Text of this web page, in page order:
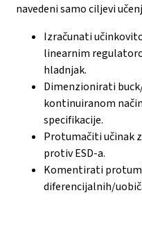
navedeni samo ciljevi
Izračunati
linearnim
hladnjak.
Dimenzionirati
kontinuiranom
specifikacije.
Protumačiti učinak
protiv ESD-a.
Komentirati
diferencijalnih/